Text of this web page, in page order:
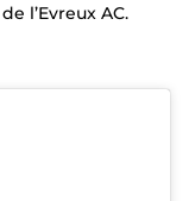
l’Evreux AC.